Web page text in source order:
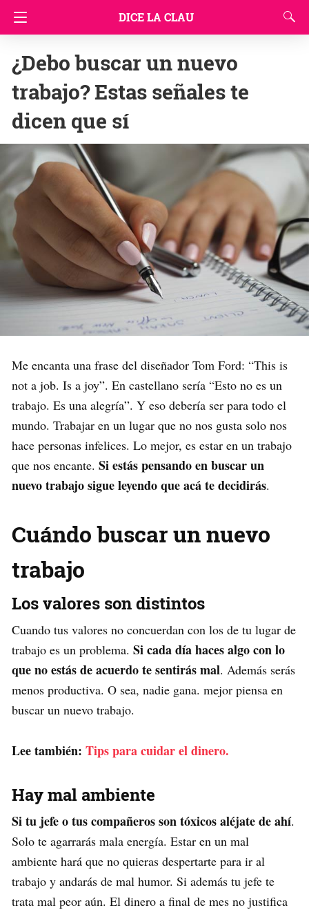
DICE LA CLAU
¿Debo buscar un nuevo
trabajo? Estas señales te
dicen que sí
Me encanta una frase del diseñador Tom Ford: “This is
not a job. Is a joy”. En castellano sería “Esto no es un
trabajo. Es una alegría”. Y eso debería ser para todo el
mundo. Trabajar en un lugar que no nos gusta solo nos
hace personas infelices. Lo mejor, es estar en un trabajo
que nos encante. Si estás pensando en buscar un
nuevo trabajo sigue leyendo que acá te decidirás.
Cuándo buscar un nuevo
trabajo
Los valores son distintos
Cuando tus valores no concuerdan con los de tu lugar de
trabajo es un problema. Si cada día haces algo con lo
que no estás de acuerdo te sentirás mal. Además serás
menos productiva. O sea, nadie gana. mejor piensa en
buscar un nuevo trabajo.
Lee también: Tips para cuidar el dinero.
Hay mal ambiente
Si tu jefe o tus compañeros son tóxicos aléjate de ahí.
Solo te agarrarás mala energía. Estar en un mal
ambiente hará que no quieras despertarte para ir al
trabajo y andarás de mal humor. Si además tu jefe te
trata mal peor aún. El dinero a final de mes no justifica